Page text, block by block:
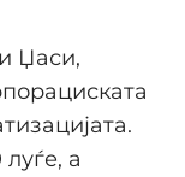
Џаси,
а